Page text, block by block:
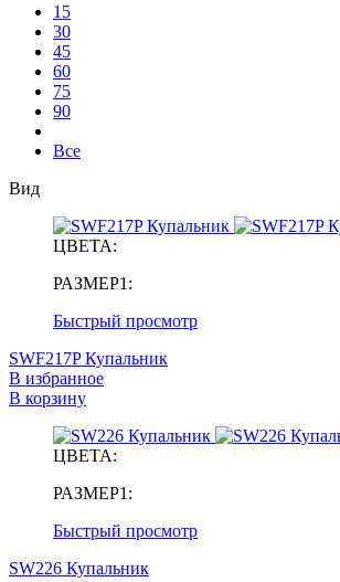
15
30
45
60
75
90
Все
Вид
ЦВЕТА:
РАЗМЕР1:
Быстрый просмотр
SWF217P Купальник
В избранное
В корзину
ЦВЕТА:
РАЗМЕР1:
Быстрый просмотр
SW226 Купальник